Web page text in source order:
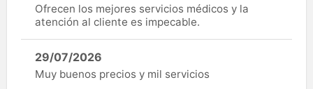
Ofrecen los mejores servicios médicos y la
atención al cliente es impecable.
29/07/2026
Muy buenos precios y mil servicios